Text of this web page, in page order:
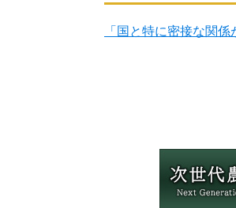
「国と特に密接な関